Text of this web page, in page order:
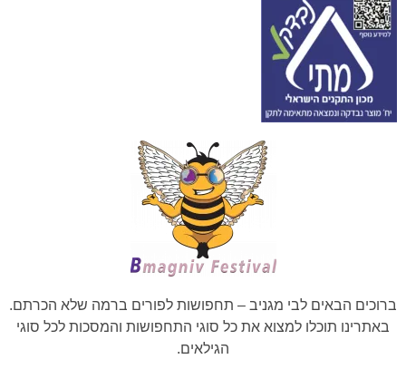
ברוכים הבאים לבי מגניב – תחפושות לפורים ברמה שלא הכרתם.
באתרינו תוכלו למצוא את כל סוגי התחפושות והמסכות לכל סוגי
הגילאים.